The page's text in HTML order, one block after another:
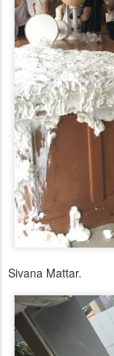
Sivana Mattar.